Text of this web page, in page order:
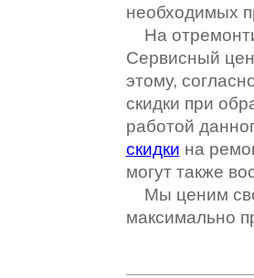
необходимых
На
Сервисный
этому,
скидки при
работой
скидки на
могут также
Мы ценим
максимально